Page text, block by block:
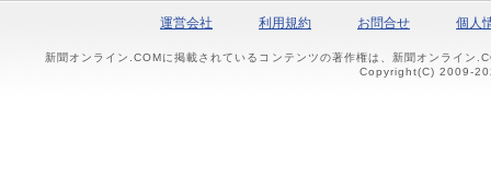
運営会社 利用規約 お問合せ 個人
新聞オンライン.COMに掲載されているコンテンツの著作権は、新聞オンライン
Copyright(C) 2009-